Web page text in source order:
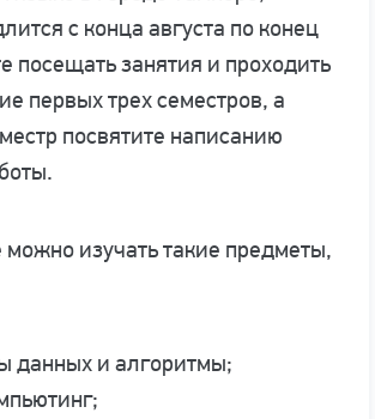
с конца августа по конец
посещать занятия и проходить
первых трех семестров, а
посвятите написанию
изучать такие предметы,
данных и алгоритмы;